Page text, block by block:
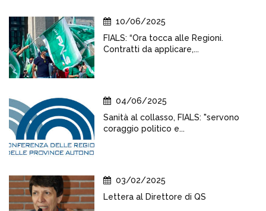
10/06/2025
FIALS: “Ora tocca alle Regioni.
Contratti da applicare,...
04/06/2025
Sanità al collasso, FIALS: "servono
coraggio politico e...
03/02/2025
Lettera al Direttore di QS